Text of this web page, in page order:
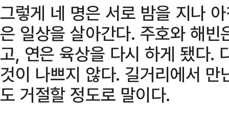
그렇게 네 명은 서로 밤을 지나
은 일상을 살아간다. 주호와 해
고, 연은 육상을 다시 하게 됐다.
것이 나쁘지 않다. 길거리에서
도 거절할 정도로 말이다.